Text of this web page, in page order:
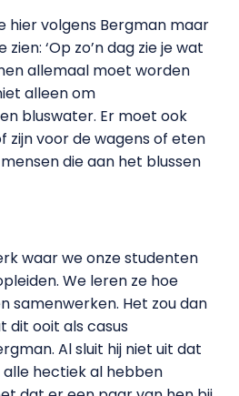
hier volgens Bergman maar
‘Op zo’n dag zie je wat
allemaal moet worden
alleen om
bluswater. Er moet ook
zijn voor de wagens of eten
die aan het blussen
waar we onze studenten
We leren ze hoe
samenwerken. Het zou dan
dit ooit als casus
Al sluit hij niet uit dat
hectiek al hebben